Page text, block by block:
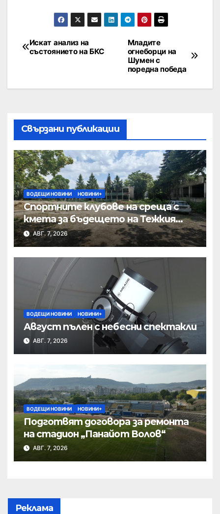
Младите
огнеборци на
Шумен с
поредна победа
Искат анализ на
състоянието на БКС
Свързани публикации
ВОДЕЩИ НОВИНИ НОВИНИ+
Спортните клубове на среща с
кмета за бъдещето на Тежкия
полк
АВГ. 7, 2026
ВОДЕЩИ НОВИНИ НОВИНИ+
Август пълен с небесни спектакли
АВГ. 7, 2026
ВОДЕЩИ НОВИНИ НОВИНИ+
Подготвят договора за ремонта
на стадион „Панайот Волов“
АВГ. 7, 2026
Реклама